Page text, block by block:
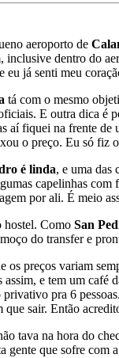
aeroporto de
inclusive dentro do
eu já senti meu
tá com o mesmo
E outra dica é
aí fiquei na frente
o preço. Eu só fiz
é linda, e uma das
capelinhas
por ali. É meio
hostel. Como San
do transfer e
os preços variam
assim, e tem um
pra 6
sair. Então
tava na hora do
gente que sofre com